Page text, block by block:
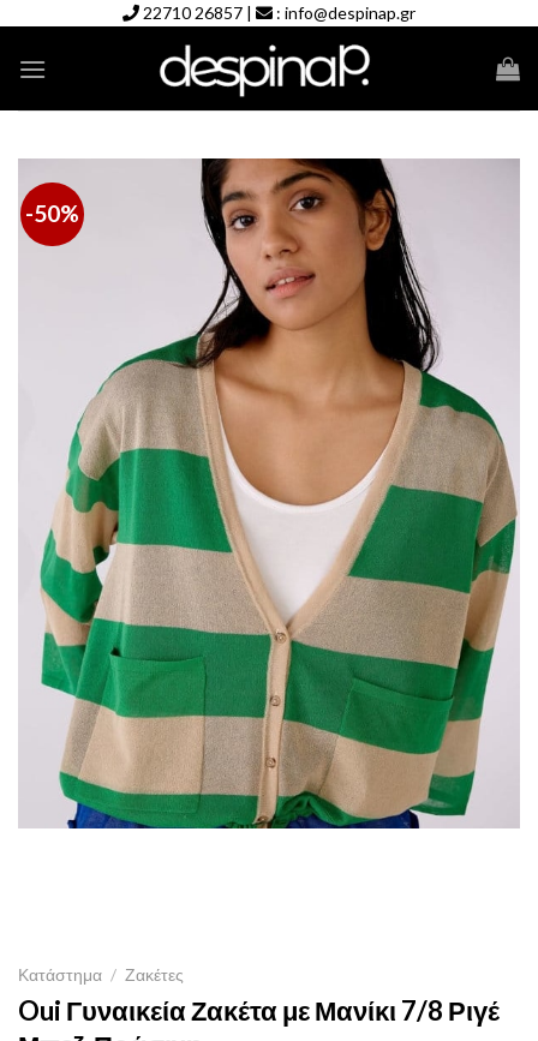
content
22710 26857 | : info@despinap.gr
-50%
Κατάστημα / Ζακέτες
Oui Γυναικεία Ζακέτα με Μανίκι 7/8 Ριγέ